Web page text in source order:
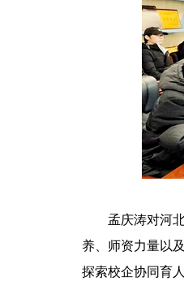
孟庆涛对河
养、师资力量以
探索校企协同育